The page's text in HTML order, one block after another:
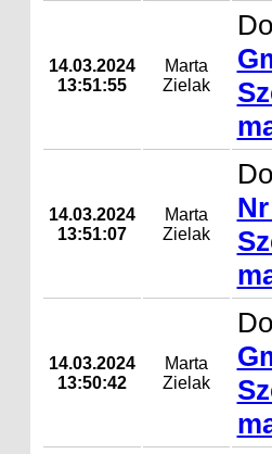
14.03.2024
13:51:55
Marta
Zielak
14.03.2024
13:51:07
Marta
Zielak
14.03.2024
13:50:42
Marta
Zielak